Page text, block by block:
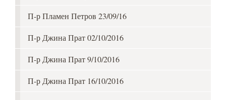
П-р Пламен Петров 23/09/16
П-р Джина Прат 02/10/2016
П-р Джина Прат 9/10/2016
П-р Джина Прат 16/10/2016